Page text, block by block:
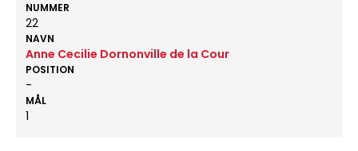
NUMMER
22
NAVN
Anne Cecilie Dornonville de la Cour
POSITION
-
MÅL
1